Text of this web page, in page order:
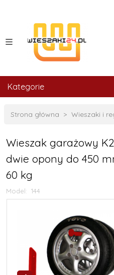
Kategorie
Strona główna Wieszaki i
Wieszak garażowy
dwie opony do 450
60 kg
Model: 144